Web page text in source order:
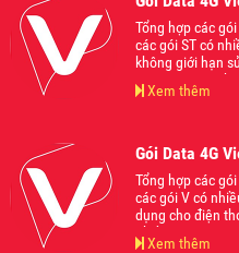
Tổng hợp các
các gói ST có
không giới hạn
2025. Mời các
thấy phù hợp với
Xem thêm
Gói Data 4G
Tổng hợp các
các gói V có
dụng cho điện
nhất năm 2025.
Xem thêm